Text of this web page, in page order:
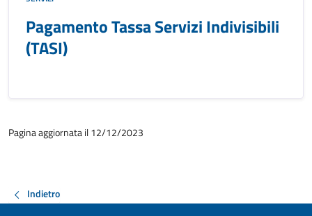
Pagamento Tassa Servizi Indivisibili
(TASI)
Pagina aggiornata il 12/12/2023
Indietro